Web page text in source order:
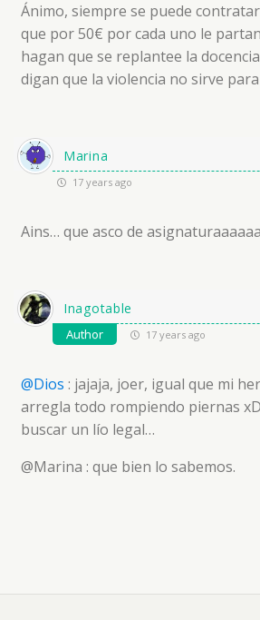
Ánimo, siempre se puede
que por 50€ por cada uno le
hagan que se replantee la
digan que la violencia no sirve
Marina
17 years ago
Ains… que asco de
Inagotable
Author 17 years ago
@Dios : jajaja, joer, igual que mi
arregla todo rompiendo piernas
buscar un lío legal…
@Marina : que bien lo sabemos.